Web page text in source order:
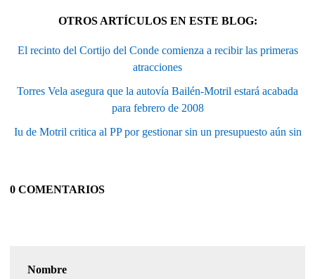
OTROS ARTÍCULOS EN ESTE BLOG:
El recinto del Cortijo del Conde comienza a recibir las primeras
atracciones
Torres Vela asegura que la autovía Bailén-Motril estará acabada
para febrero de 2008
Iu de Motril critica al PP por gestionar sin un presupuesto aún sin
0 COMENTARIOS
Nombre